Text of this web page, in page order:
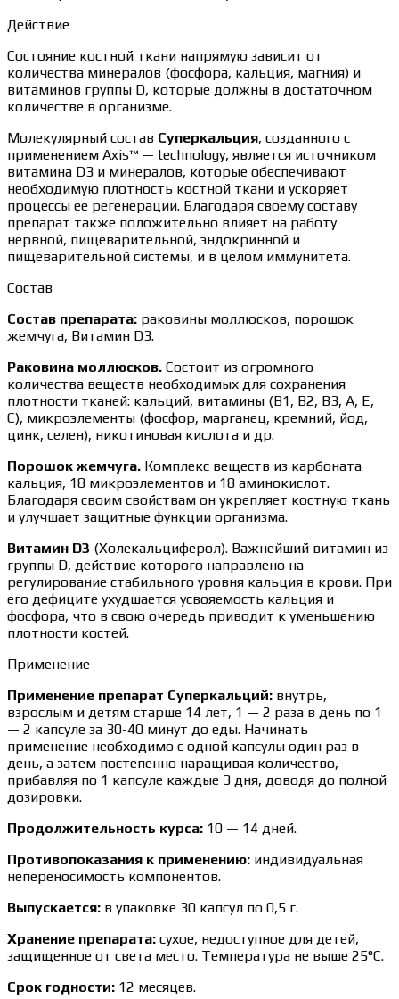
Действие
Состояние костной ткани напрямую зависит от
количества минералов (фосфора, кальция, магния) и
витаминов группы D, которые должны в достаточном
количестве в организме.
Молекулярный состав Суперкальция, созданного с
применением Axis™ — technology, является источником
витамина D3 и минералов, которые обеспечивают
необходимую плотность костной ткани и ускоряет
процессы ее регенерации. Благодаря своему составу
препарат также положительно влияет на работу
нервной, пищеварительной, эндокринной и
пищеварительной системы, и в целом иммунитета.
Состав
Состав препарата: раковины моллюсков, порошок
жемчуга, Витамин D3.
Раковина моллюсков. Состоит из огромного
количества веществ необходимых для сохранения
плотности тканей: кальций, витамины (B1, B2, B3, A, E,
C), микроэлементы (фосфор, марганец, кремний, йод,
цинк, селен), никотиновая кислота и др.
Порошок жемчуга. Комплекс веществ из карбоната
кальция, 18 микроэлементов и 18 аминокислот.
Благодаря своим свойствам он укрепляет костную ткань
и улучшает защитные функции организма.
Витамин D3 (Холекальциферол). Важнейший витамин из
группы D, действие которого направлено на
регулирование стабильного уровня кальция в крови. При
его дефиците ухудшается усвояемость кальция и
фосфора, что в свою очередь приводит к уменьшению
плотности костей.
Применение
Применение препарат Суперкальций: внутрь,
взрослым и детям старше 14 лет, 1 — 2 раза в день по 1
— 2 капсуле за 30-40 минут до еды. Начинать
применение необходимо с одной капсулы один раз в
день, а затем постепенно наращивая количество,
прибавляя по 1 капсуле каждые 3 дня, доводя до полной
дозировки.
Продолжительность курса: 10 — 14 дней.
Противопоказания к применению: индивидуальная
непереносимость компонентов.
Выпускается: в упаковке 30 капсул по 0,5 г.
Хранение препарата: сухое, недоступное для детей,
защищенное от света место. Температура не выше 25°С.
Срок годности: 12 месяцев.